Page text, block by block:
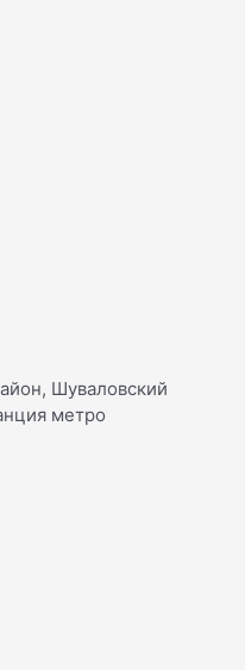
Шуваловский
метро